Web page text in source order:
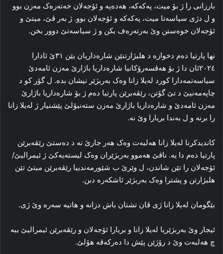
بارزانی را ژ بۆ میت، پەکەکە، هەدەپە و ئۆجەلان خه‌ته‌ره‌ک مه‌زن بوو
و ل دژی سیاسه‌تا میت، پەکەکە و ئۆجەلان بوو. ژ به‌ر ڤێ، میتێ و
ئۆجەلان خوه‌ستن وێ به‌رته‌ره‌ف بکن و ژ سیاسه‌تێ دوور بخن.
نها پارتیا ده‌م دخوازه‌ د هلبژارتنێن شارەداریان یێن ۳۱ێ ئادارا
۲۰۲٤ئان دا ژ بۆ هه‌ڤسه‌رۆکاتیا شاره‌داریا باژارێ مه‌زن ئامه‌دێ
سیاسه‌تمه‌دارا کورد له‌یلا زانا وه‌ک بەربژێر نیشان بده‌. ل گۆر کو د
چاپه‌مه‌نیێ د تێ گۆتن، رێڤه‌برێن پارتیا ده‌م ژ بۆ شاره‌داریا باژارێ
مه‌زن ئامه‌دێ و شاره‌داریا باژارێ مه‌زن سته‌نبۆلێ پێشنیار ژ له‌یلا زانا
را برنه‌ و ل به‌ندا بریارا وێ نه‌.
کاندیدکرنا له‌یلا زانا هه‌لبه‌ت وه‌ک هه‌ر جارێ نه‌ د ده‌ستێ رێڤه‌برێن
پارتیا ده‌م دا یه‌. ناڤێ هەموو بەربژێران وه‌ک لیسته‌یه‌کێ ژ ئیمرالیێ/
ئۆجەلان را تێن شاندن، ل وێرێ ب شێورمه‌ندییا رێڤه‌برێن میتێ تێن
هلبژارتن و پشترا وه‌ک بەربژێر ئاشکه‌ره‌ دبن.
بێگومان له‌یلا زانا ژی ڤان تشتان باش دزانه‌ و هاتیه‌ سه‌ره‌ وێ ژی.
ئیجار وێ بەربژێریا له‌یلا زانا و بریارا ئۆجەلان و رێڤه‌برێن ئیمرالیێ ببه‌
چ هه‌لبه‌ت وێ د رۆژێن پێش دا ده‌رکه‌ڤه‌ هۆلێ.